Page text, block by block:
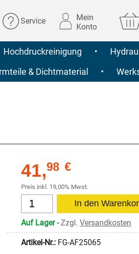
Service
Mein
Konto
Hochdruckreinigung •
& Dichtmaterial •
41,98 €
Preis inkl. 19,00% Mwst.
Auf Lager-Zzgl. Versandkosten
Artikel-Nr.: FG-AF25065